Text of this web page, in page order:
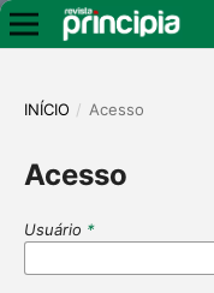
INÍCIO / Acesso
Acesso
Usuário *